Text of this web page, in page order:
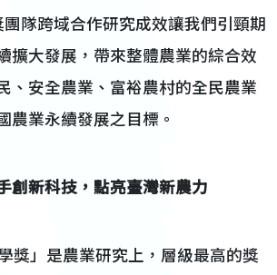
隊跨域合作研究成效讓我們引頸期
擴大發展，帶來整體農業的綜合效
、安全農業、富裕農村的全民農業
農業永續發展之目標。
創新科技，點亮臺灣新農力
獎」是農業研究上，層級最高的獎